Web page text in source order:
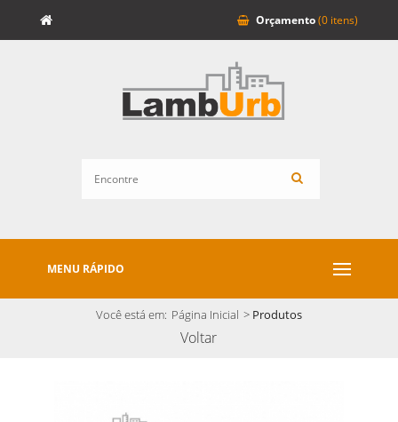
Orçamento(0 itens)
MENU RÁPIDO
Você está em: Página Inicial > Produtos
Voltar